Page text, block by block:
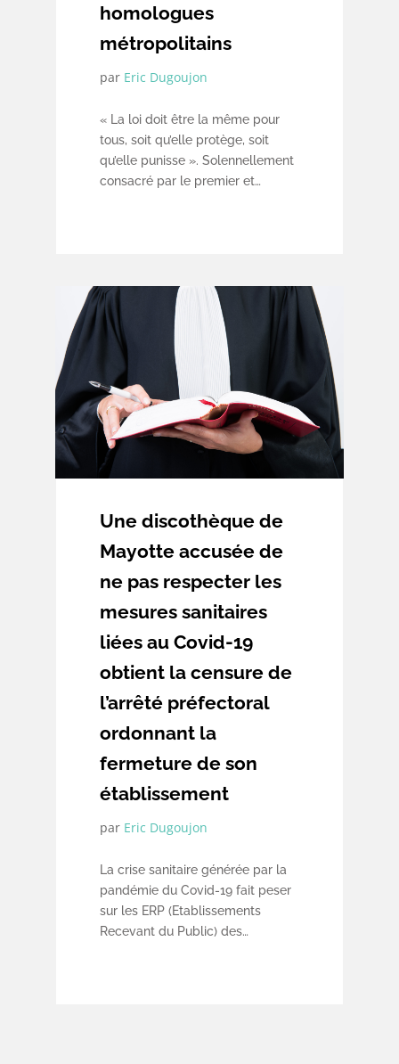
homologues
métropolitains
par Eric Dugoujon
« La loi doit être la même pour
tous, soit qu’elle protège, soit
qu’elle punisse ». Solennellement
consacré par le premier et
en lumière et défendu par le
Cabinet Dugoujon & Associés à
l’occasion d’une question
prioritaire de constitutionnalité. En
effet, la rupture d’égalité
dissociant les élus ultramarins de
leurs homologues métropolitains
sur la question de la majoration
de leurs indemnités de fonctions
fût déclarée inconstitutionnelle le
Une discothèque de
Mayotte accusée de
ne pas respecter les
mesures sanitaires
liées au Covid-19
obtient la censure de
l’arrêté préfectoral
ordonnant la
fermeture de son
établissement
par Eric Dugoujon
La crise sanitaire générée par la
pandémie du Covid-19 fait peser
sur les ERP (Etablissements
Recevant du Public) des